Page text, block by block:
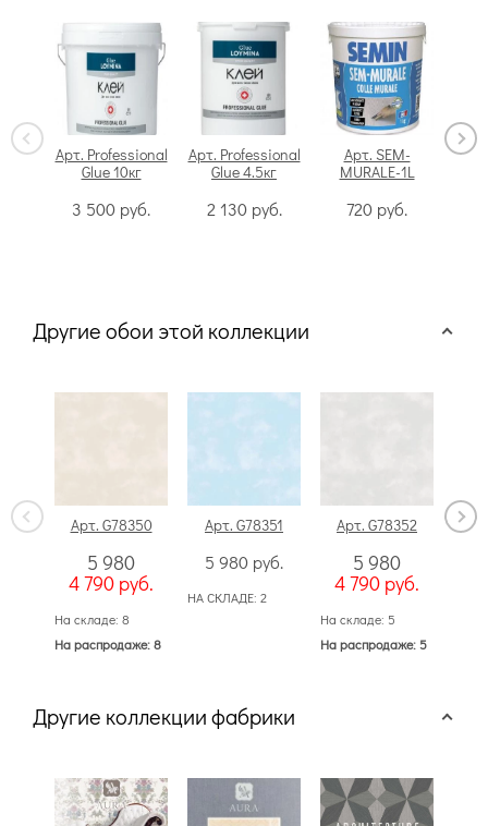
Арт. Professional
Glue 10кг
3 500 руб.
Арт. Professional
Glue 4.5кг
2 130 руб.
Арт. SEM-
MURALE-1L
720 руб.
Другие обои этой коллекции
Арт. G78350
5 980
4 790 руб.
На складе: 8
На распродаже: 8
Арт. G78351
5 980 руб.
НА СКЛАДЕ: 2
Арт. G78352
5 980
4 790 руб.
На складе: 5
На распродаже: 5
Другие коллекции фабрики